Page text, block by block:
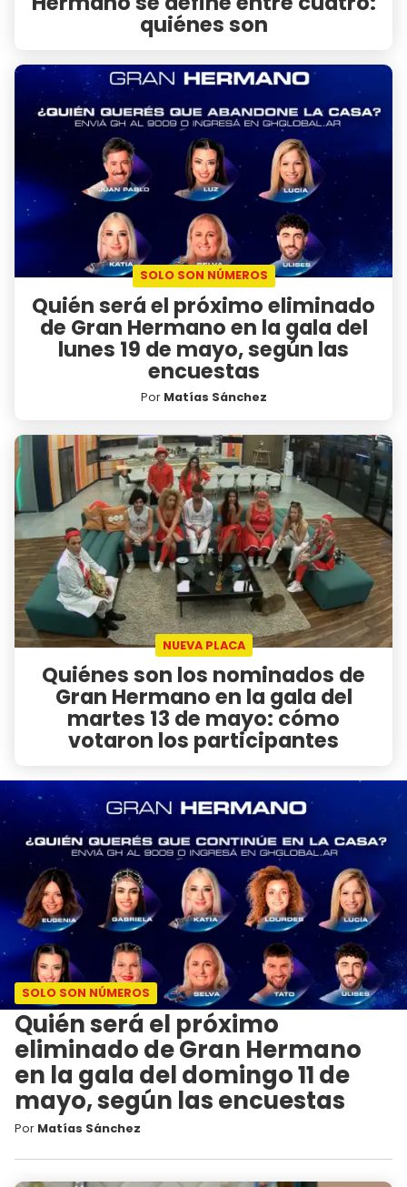
quiénes son
SOLO SON NÚMEROS
Quién será el próximo eliminado
de Gran Hermano en la gala del
lunes 19 de mayo, según las
encuestas
Por Matías Sánchez
NUEVA PLACA
Quiénes son los nominados de
Gran Hermano en la gala del
martes 13 de mayo: cómo
votaron los participantes
SOLO SON NÚMEROS
Quién será el próximo
eliminado de Gran Hermano
en la gala del domingo 11 de
mayo, según las encuestas
Por Matías Sánchez